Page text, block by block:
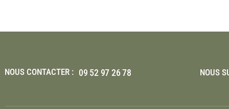
NOUS CONTACTER : 09 52 97 26 78 NOUS